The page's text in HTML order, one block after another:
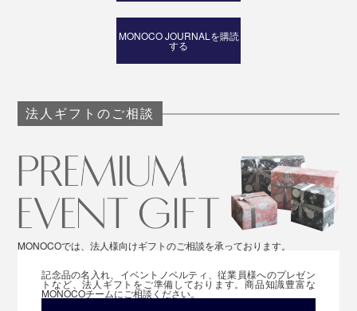
MONOCO JOURNALを購読
する
法人ギフトのご相談
MONOCOでは、法人様向けギフトのご相談を承っております。
記念品の名入れ、イベントノベルティ、従業員様へのプレゼン
トなど、法人ギフトをご準備しております。商品知識豊富な
MONOCOチームにご相談ください。